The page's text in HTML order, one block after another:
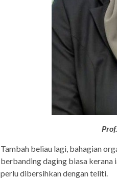
Tambah beliau lagi, bahagian
berbanding daging biasa kerana
perlu dibersihkan dengan teliti.